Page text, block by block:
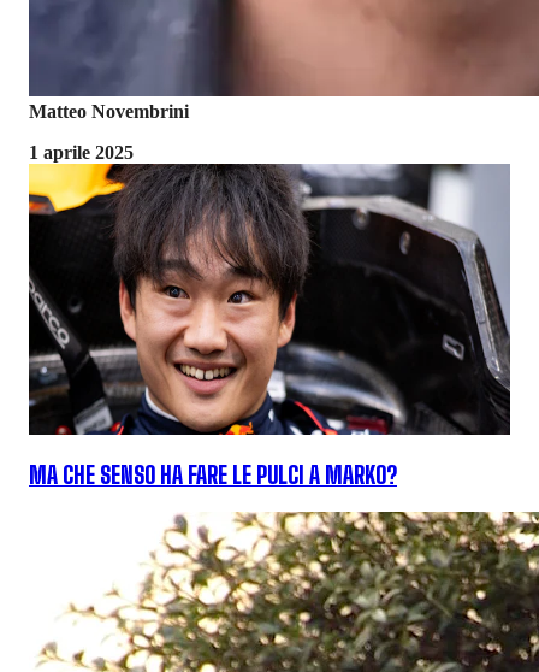
Matteo Novembrini
1 aprile 2025
MA CHE SENSO HA FARE LE PULCI A MARKO?